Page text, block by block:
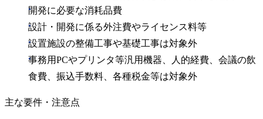
開発に必要な消耗品費
設計・開発に係る外注費やライセンス料等
設置施設の整備工事や基礎工事は対象外
事務用PCやプリンタ等汎用機器、人的経費、会議の飲
食費、振込手数料、各種税金等は対象外
主な要件・注意点